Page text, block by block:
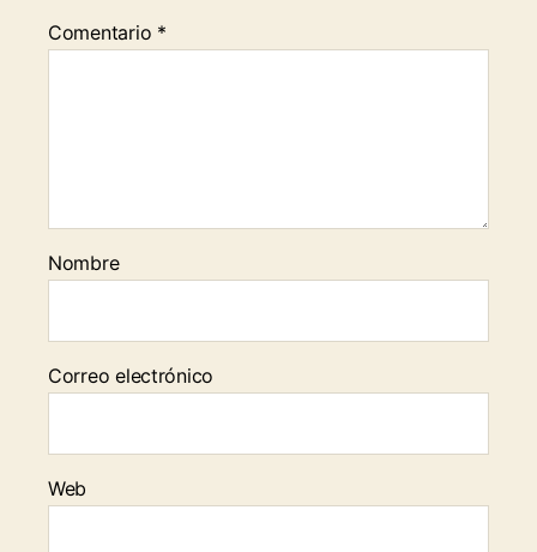
Comentario *
Nombre
Correo electrónico
Web